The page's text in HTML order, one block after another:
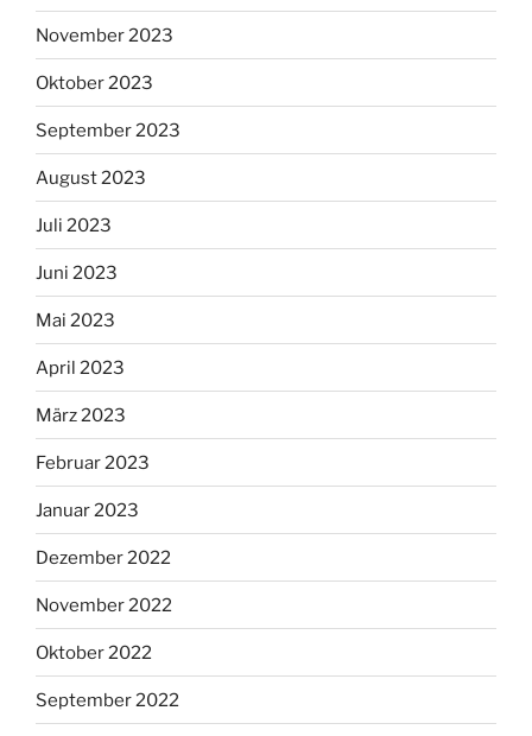
November 2023
Oktober 2023
September 2023
August 2023
Juli 2023
Juni 2023
Mai 2023
April 2023
März 2023
Februar 2023
Januar 2023
Dezember 2022
November 2022
Oktober 2022
September 2022